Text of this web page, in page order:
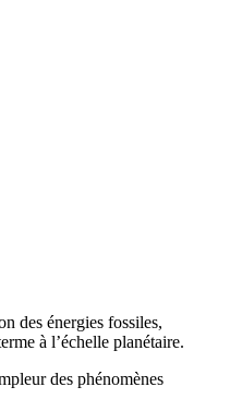
des énergies fossiles,
à l’échelle planétaire.
des phénomènes